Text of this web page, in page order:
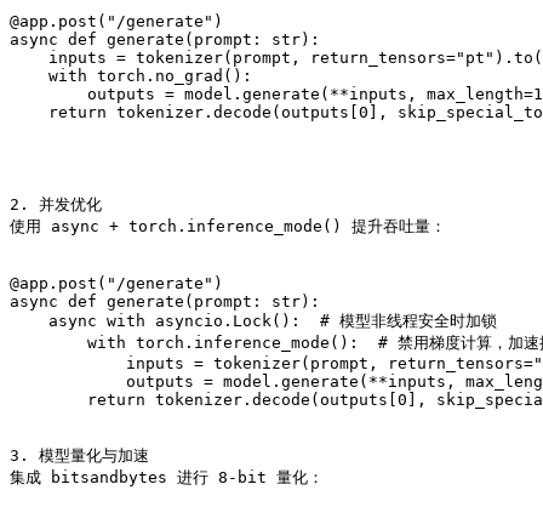
@app.post("/generate")
async def generate(prompt: str):
inputs = tokenizer(prompt,
    with torch.no_grad():
outputs = model.generate(**inputs,
return tokenizer.decode(outputs[0],
2. 并发优化
使用 async + torch.inference_mode() 提升吞吐量：
@app.post("/generate")
async def generate(prompt: str):
    async with asyncio.Lock():  # 模型非线程安全时加锁
with torch.inference_mode():  # 禁用梯度计算，加速
inputs = tokenizer(prompt,
outputs = model.generate(**inputs,
return tokenizer.decode(outputs[0],
3. 模型量化与加速
集成 bitsandbytes 进行 8-bit 量化：